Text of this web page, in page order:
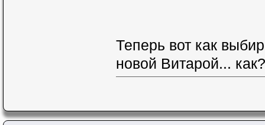
Теперь вот как
новой Витарой...